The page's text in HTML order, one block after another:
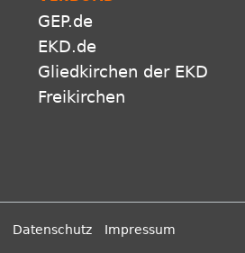
GEP.de
EKD.de
Gliedkirchen der EKD
Freikirchen
Datenschutz Impressum